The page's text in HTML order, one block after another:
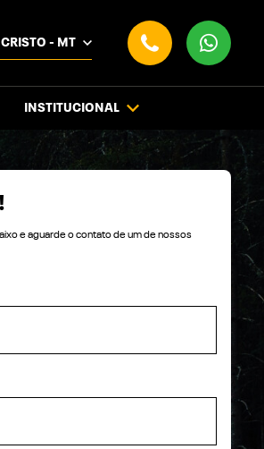
- MT
INSTITUCIONAL
e aguarde o contato de um de nossos